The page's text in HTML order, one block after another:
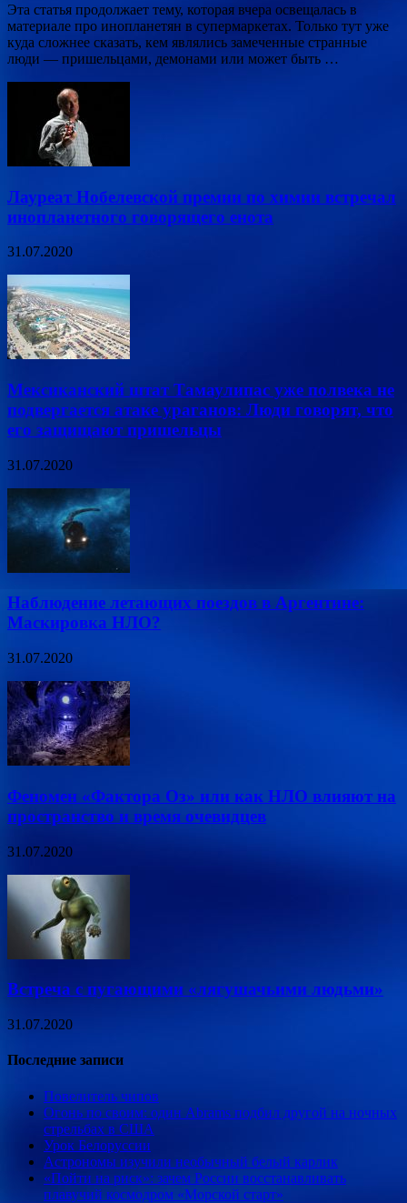
Эта статья продолжает тему, которая вчера освещалась в
материале про инопланетян в супермаркетах. Только тут уже
куда сложнее сказать, кем являлись замеченные странные
люди — пришельцами, демонами или может быть …
Лауреат Нобелевской премии по химии встречал
инопланетного говорящего енота
31.07.2020
Мексиканский штат Тамаулипас уже полвека не
подвергается атаке ураганов: Люди говорят, что
его защищают пришельцы
31.07.2020
Наблюдение летающих поездов в Аргентине:
Маскировка НЛО?
31.07.2020
Феномен «Фактора Оз» или как НЛО влияют на
пространство и время очевидцев
31.07.2020
Встреча с пугающими «лягушачьими людьми»
31.07.2020
Последние записи
Повелитель чипов
Огонь по своим: один Abrams подбил другой на ночных
стрельбах в США
Урок Белоруссии
Астрономы изучили необычный белый карлик
«Пойти на риск»: зачем России восстанавливать
плавучий космодром «Морской старт»